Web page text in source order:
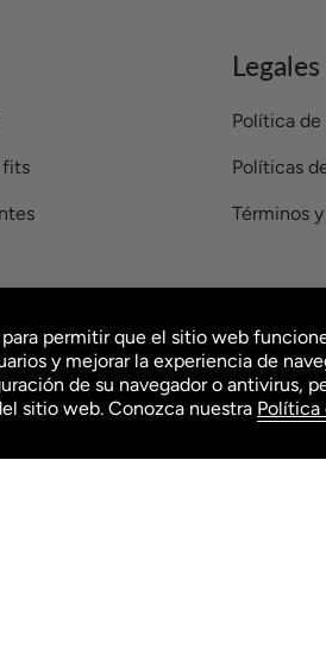
permitir que el sitio web
y mejorar la experiencia de
de su navegador o antivirus,
sitio web. Conozca nuestra Política
fits
Legales
Política
Políticas
Términos